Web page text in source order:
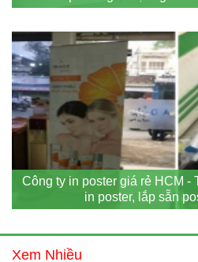
Công ty in poster giá rẻ HCM -
in poster, lắp sẵn
Xem Nhiều